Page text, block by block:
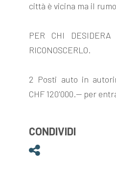
città è vicina ma il
PER CHI
RICONOSCERLO.
2 Posti auto in
CHF 120'000.-- per
CONDIVIDI
Condividi